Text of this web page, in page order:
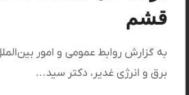
قشم
به گزارش روابط عمومی و امور
برق و انرژی غدیر، دکتر سید...